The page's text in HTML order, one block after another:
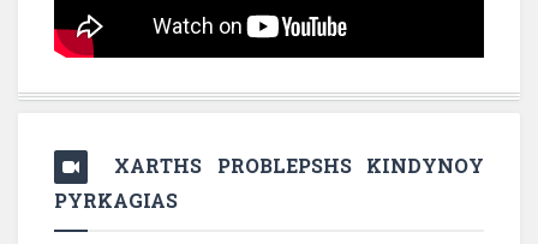
XARTHS PROBLEPSHS KINDYNOY
PYRKAGIAS